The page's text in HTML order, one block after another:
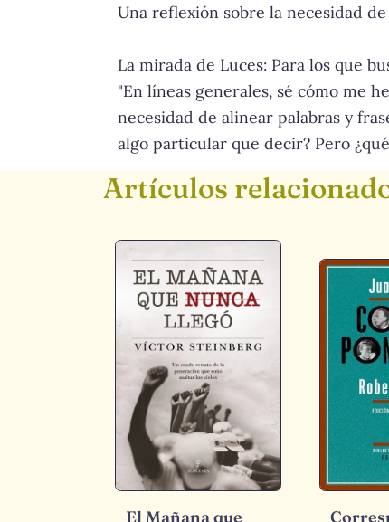
Una reflexión sobre la necesidad
La mirada de Luces: Para los que
"En líneas generales, sé cómo me
necesidad de alinear palabras y
algo particular que decir? Pero
Artículos
El Mañana que